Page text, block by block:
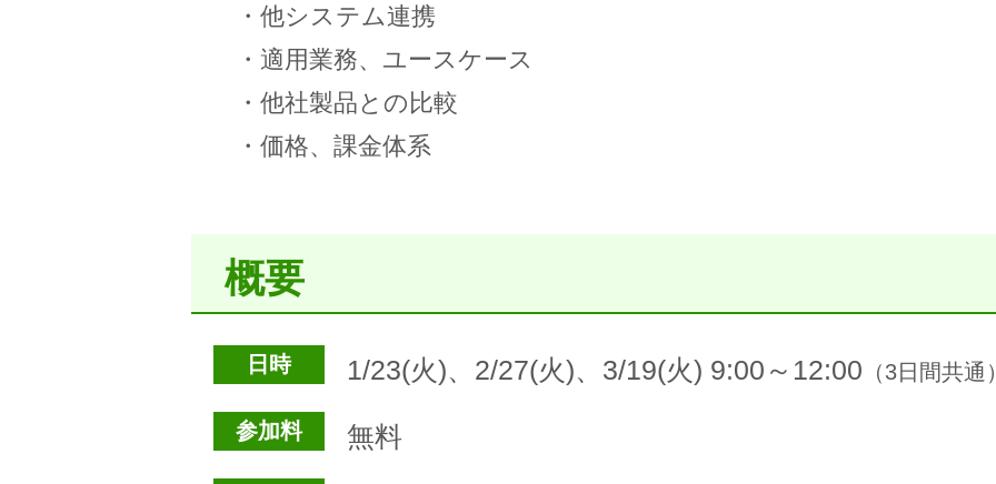
・他システム連携
・適用業務、ユースケース
・他社製品との比較
・価格、課金体系
概要
日時 1/23(火)、2/27(火)、3/19(火) 9:00～12:00 （3日間共通
参加料 無料